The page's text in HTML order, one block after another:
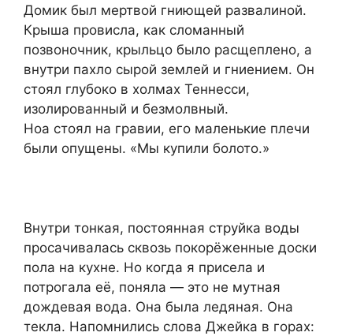
Домик был мертвой гниющей развалиной.
Крыша провисла, как сломанный
позвоночник, крыльцо было расщеплено, а
внутри пахло сырой землей и гниением. Он
стоял глубоко в холмах Теннесси,
изолированный и безмолвный.
Ноа стоял на гравии, его маленькие плечи
были опущены. «Мы купили болото.»
Внутри тонкая, постоянная струйка воды
просачивалась сквозь покорёженные доски
пола на кухне. Но когда я присела и
потрогала её, поняла — это не мутная
дождевая вода. Она была ледяная. Она
текла. Напомнились слова Джейка в горах: